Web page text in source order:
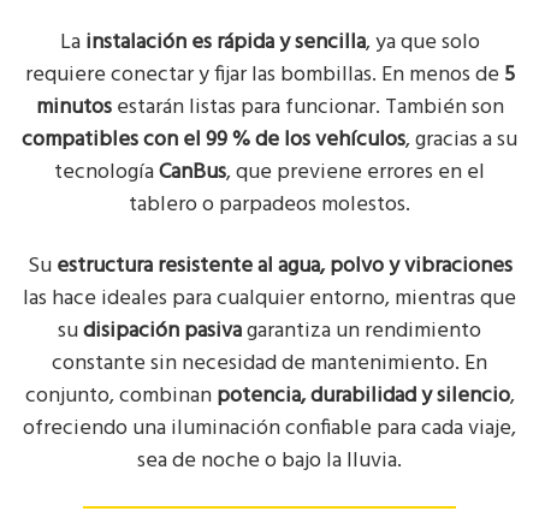
Lainstalación es rápida y sencilla, ya que solo
requiere conectar y fijar las bombillas. En menos de 5
minutosestarán listas para funcionar. También son
compatibles con el 99 % de los vehículos, gracias a su
tecnologíaCanBus, que previene errores en el
tablero o parpadeos molestos.
Suestructura resistente al agua, polvo y vibraciones
las hace ideales para cualquier entorno, mientras que
sudisipación pasivagarantiza un rendimiento
constante sin necesidad de mantenimiento. En
conjunto, combinanpotencia, durabilidad y silencio,
ofreciendo una iluminación confiable para cada viaje,
sea de noche o bajo la lluvia.